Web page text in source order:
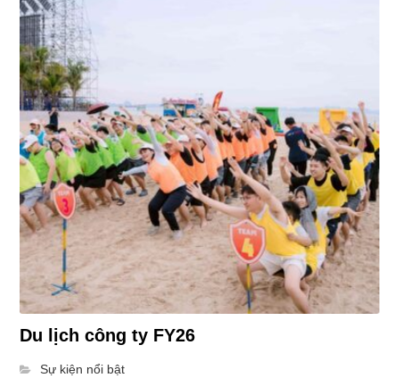
Du lịch công ty FY26
Sự kiện nổi bật